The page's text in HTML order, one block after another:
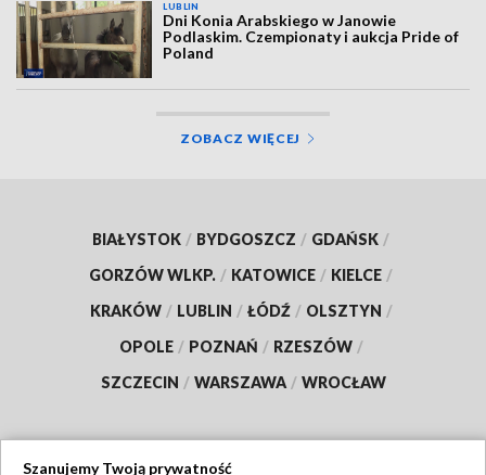
LUBLIN
Dni Konia Arabskiego w Janowie
Podlaskim. Czempionaty i aukcja Pride of
Poland
ZOBACZ WIĘCEJ
BIAŁYSTOK / BYDGOSZCZ / GDAŃSK /
GORZÓW WLKP. / KATOWICE / KIELCE /
KRAKÓW / LUBLIN / ŁÓDŹ / OLSZTYN /
OPOLE / POZNAŃ / RZESZÓW /
SZCZECIN / WARSZAWA / WROCŁAW
Szanujemy Twoją prywatność